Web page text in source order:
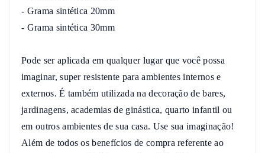
- Grama sintética 20mm
- Grama sintética 30mm
Pode ser aplicada em qualquer lugar que você possa
imaginar, super resistente para ambientes internos e
externos. É também utilizada na decoração de bares,
jardinagens, academias de ginástica, quarto infantil ou
em outros ambientes de sua casa. Use sua imaginação!
Além de todos os benefícios de compra referente ao